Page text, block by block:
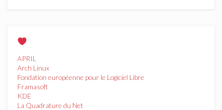
APRIL
Arch Linux
Fondation européenne pour le Logiciel Libre
Framasoft
KDE
La Quadrature du Net